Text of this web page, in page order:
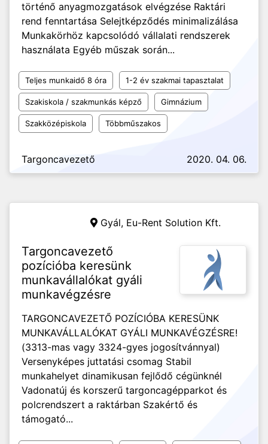
történő anyagmozgatások elvégzése Raktári
rend fenntartása Selejtképződés minimalizálása
Munkakörhöz kapcsolódó vállalati rendszerek
használata Egyéb műszak során...
Teljes munkaidő 8 óra 1-2 év szakmai tapasztalat
Szakiskola / szakmunkás képző Gimnázium
Szakközépiskola Többműszakos
Targoncavezető 2020. 04. 06.
Gyál, Eu-Rent Solution Kft.
Targoncavezető
pozícióba keresünk
munkavállalókat gyáli
munkavégzésre
TARGONCAVEZETŐ POZÍCIÓBA KERESÜNK
MUNKAVÁLLALÓKAT GYÁLI MUNKAVÉGZÉSRE!
(3313-mas vagy 3324-gyes jogosítvánnyal)
Versenyképes juttatási csomag Stabil
munkahelyet dinamikusan fejlődő cégünknél
Vadonatúj és korszerű targoncagépparkot és
polcrendszert a raktárban Szakértő és
támogató...